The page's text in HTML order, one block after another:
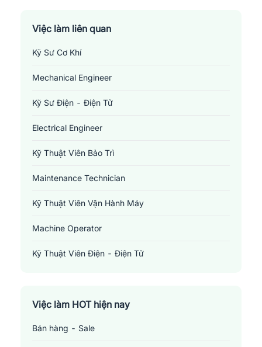
Việc làm liên quan
Kỹ Sư Cơ Khí
Mechanical Engineer
Kỹ Sư Điện - Điện Tử
Electrical Engineer
Kỹ Thuật Viên Bảo Trì
Maintenance Technician
Kỹ Thuật Viên Vận Hành Máy
Machine Operator
Kỹ Thuật Viên Điện - Điện Tử
Việc làm HOT hiện nay
Bán hàng - Sale